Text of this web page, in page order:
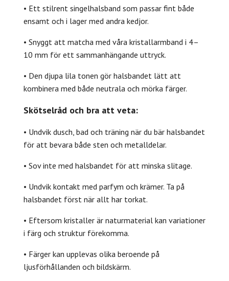
• Ett stilrent singelhalsband som passar fint både
ensamt och i lager med andra kedjor.
• Snyggt att matcha med våra kristallarmband i 4–
10 mm för ett sammanhängande uttryck.
• Den djupa lila tonen gör halsbandet lätt att
kombinera med både neutrala och mörka färger.
Skötselråd och bra att veta:
• Undvik dusch, bad och träning när du bär halsbandet
för att bevara både sten och metalldelar.
• Sov inte med halsbandet för att minska slitage.
• Undvik kontakt med parfym och krämer. Ta på
halsbandet först när allt har torkat.
• Eftersom kristaller är naturmaterial kan variationer
i färg och struktur förekomma.
• Färger kan upplevas olika beroende på
ljusförhållanden och bildskärm.